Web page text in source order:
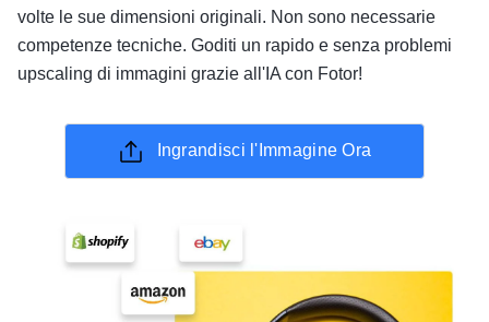
volte le sue dimensioni originali. Non sono necessarie
competenze tecniche. Goditi un rapido e senza problemi
upscaling di immagini grazie all'IA con Fotor!
Ingrandisci l'Immagine Ora